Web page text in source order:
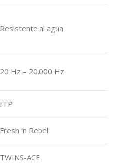
‎Resistente al agua
‎20 Hz – 20.000 Hz
‎FFP
‎Fresh ‘n Rebel
‎TWINS-ACE